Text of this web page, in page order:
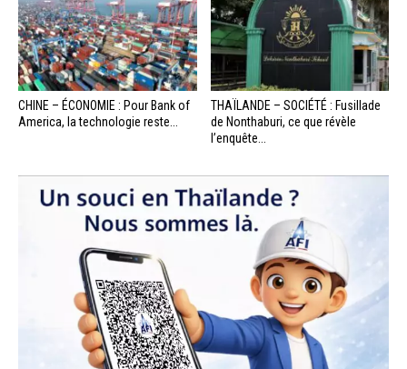
CHINE – ÉCONOMIE : Pour Bank of
America, la technologie reste...
THAÏLANDE – SOCIÉTÉ : Fusillade
de Nonthaburi, ce que révèle
l’enquête...